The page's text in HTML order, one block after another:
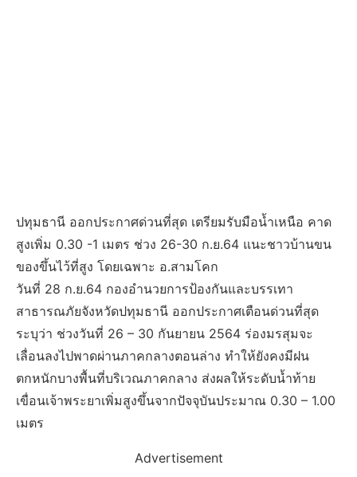
ปทุมธานี ออกประกาศด่วนที่สุด เตรียมรับมือน้ำเหนือ คาด
สูงเพิ่ม 0.30 -1 เมตร ช่วง 26-30 ก.ย.64 แนะชาวบ้านขน
ของขึ้นไว้ที่สูง โดยเฉพาะ อ.สามโคก
วันที่ 28 ก.ย.64 กองอำนวยการป้องกันและบรรเทา
สาธารณภัยจังหวัดปทุมธานี ออกประกาศเตือนด่วนที่สุด
ระบุว่า ช่วงวันที่ 26 – 30 กันยายน 2564 ร่องมรสุมจะ
เลื่อนลงไปพาดผ่านภาคกลางตอนล่าง ทำให้ยังคงมีฝน
ตกหนักบางพื้นที่บริเวณภาคกลาง ส่งผลให้ระดับน้ำท้าย
เขื่อนเจ้าพระยาเพิ่มสูงขึ้นจากปัจจุบันประมาณ 0.30 – 1.00
เมตร
Advertisement